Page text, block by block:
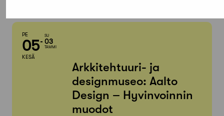
PE
05
KESÄ
SU
03
TAMMI
Arkkitehtuuri- ja
designmuseo: Aalto
Design – Hyvinvoinnin
muodot